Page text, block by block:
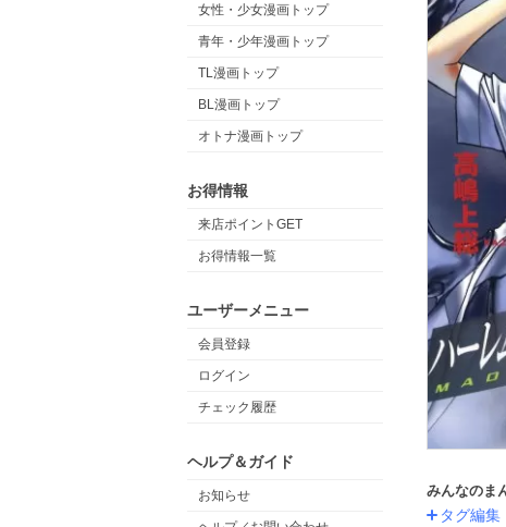
女性・少女漫画トップ
青年・少年漫画トップ
TL漫画トップ
BL漫画トップ
オトナ漫画トップ
お得情報
来店ポイントGET
お得情報一覧
ユーザーメニュー
会員登録
ログイン
チェック履歴
ヘルプ＆ガイド
お知らせ みんなのま
タグ編集